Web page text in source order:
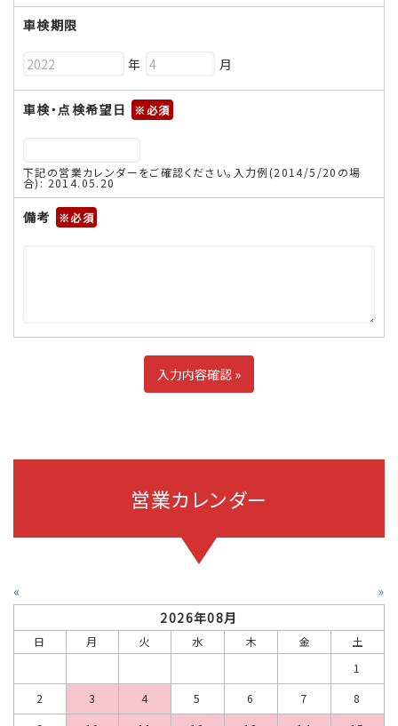
車検期限
年 月
車検・点検希望日 ※
下記の営業カレンダーをご確認ください。入力例(2014/5/20の場
合): 2014.05.20
備考 ※
営業カレンダー
«
»
2026年08月
日 月 火 水 木 金
土
1
2
3 4 5 6 7
8